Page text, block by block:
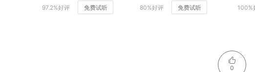
97.2%好评 免费试听 80%好评 免费试听 100%
0